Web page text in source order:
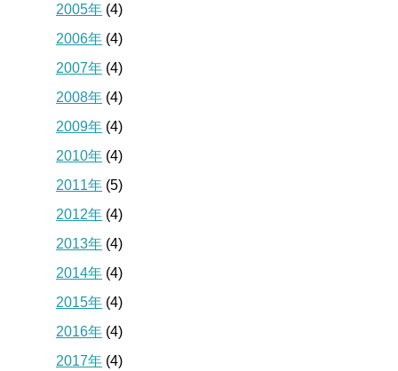
2005年 (4)
2006年 (4)
2007年 (4)
2008年 (4)
2009年 (4)
2010年 (4)
2011年 (5)
2012年 (4)
2013年 (4)
2014年 (4)
2015年 (4)
2016年 (4)
2017年 (4)